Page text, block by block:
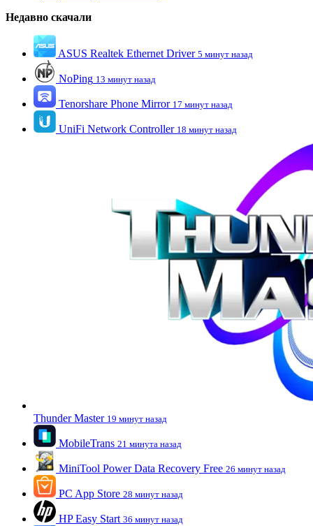
Недавно скачали
ASUS Realtek Ethernet Driver 5 минут назад
NoPing 13 минут назад
Tenorshare Phone Mirror 17 минут назад
UniFi Network Controller 18 минут назад
Thunder Master 19 минут назад
MobileTrans 21 минута назад
MiniTool Power Data Recovery Free 26 минут назад
PC App Store 28 минут назад
HP Easy Start 36 минут назад